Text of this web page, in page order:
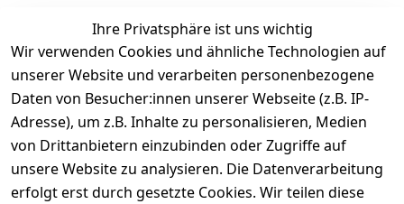
Ihre Privatsphäre ist uns wichtig
Wir verwenden Cookies und ähnliche Technologien auf
unserer Website und verarbeiten personenbezogene
Daten von Besucher:innen unserer Webseite (z.B. IP-
Adresse), um z.B. Inhalte zu personalisieren, Medien
von Drittanbietern einzubinden oder Zugriffe auf
unsere Website zu analysieren. Die Datenverarbeitung
erfolgt erst durch gesetzte Cookies. Wir teilen diese
Batterieentsorgung
Gerät verkaufen
Dein altes Gerät ist bares Geld wert. Festpreis in
wenigen Minuten, kostenfrei einsenden, Auszahlung
aufs Konto.